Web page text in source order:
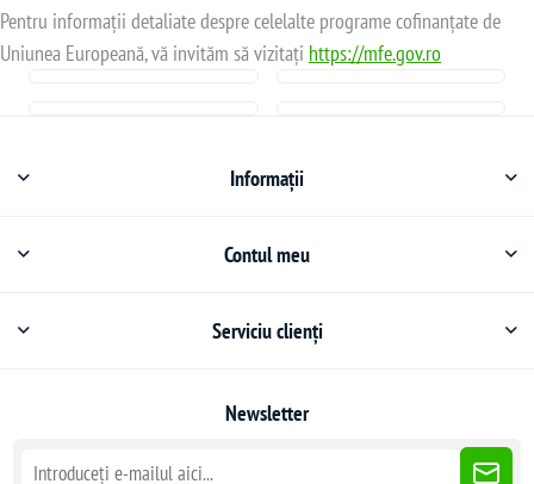
Pentru informații detaliate despre celelalte programe cofinanțate de
Uniunea Europeană, vă invităm să vizitați https://mfe.gov.ro
Informații
Contul meu
Serviciu clienți
Newsletter